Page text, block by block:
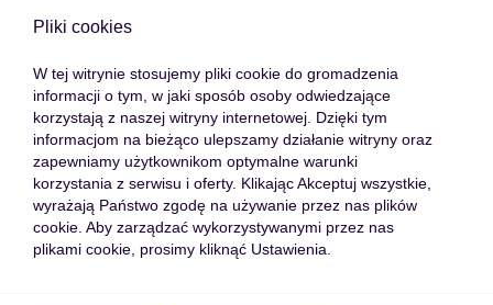
Domy
Lokale
Rynek pierwotny
Oferty off market
Nieruchomości w Polsce
Mieszkanie sprzedaż
Warszawa
Mieszkanie sprzedaż Kraków
Mieszkanie wynajem
Warszawa Śródmieście
Mieszkanie wynajem
Warszawa Wola
Pliki cookies
W tej witrynie stosujemy pliki cookie do gromadzenia
informacji o tym, w jaki sposób osoby odwiedzające
korzystają z naszej witryny internetowej. Dzięki tym
informacjom na bieżąco ulepszamy działanie witryny oraz
zapewniamy użytkownikom optymalne warunki
korzystania z serwisu i oferty. Klikając Akceptuj wszystkie,
wyrażają Państwo zgodę na używanie przez nas plików
cookie. Aby zarządzać wykorzystywanymi przez nas
plikami cookie, prosimy kliknąć Ustawienia.